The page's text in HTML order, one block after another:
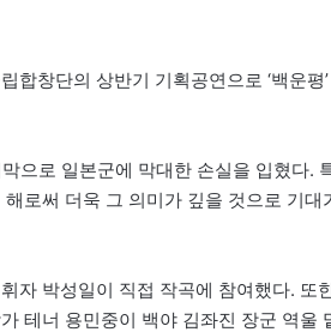
창단의 상반기 기획공연으로 ‘백운평’
으로 일본군에 막대한 손실을 입혔다.
로써 더욱 그 의미가 깊을 것으로 기대
자 박성일이 직접 작곡에 참여했다. 또
테너 용민중이 백야 김좌진 장군 역울